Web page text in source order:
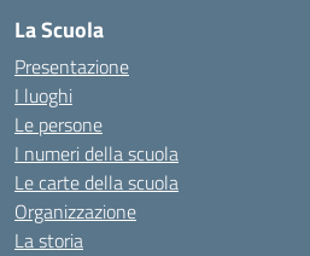
La Scuola
Presentazione
I luoghi
Le persone
I numeri della scuola
Le carte della scuola
Organizzazione
La storia